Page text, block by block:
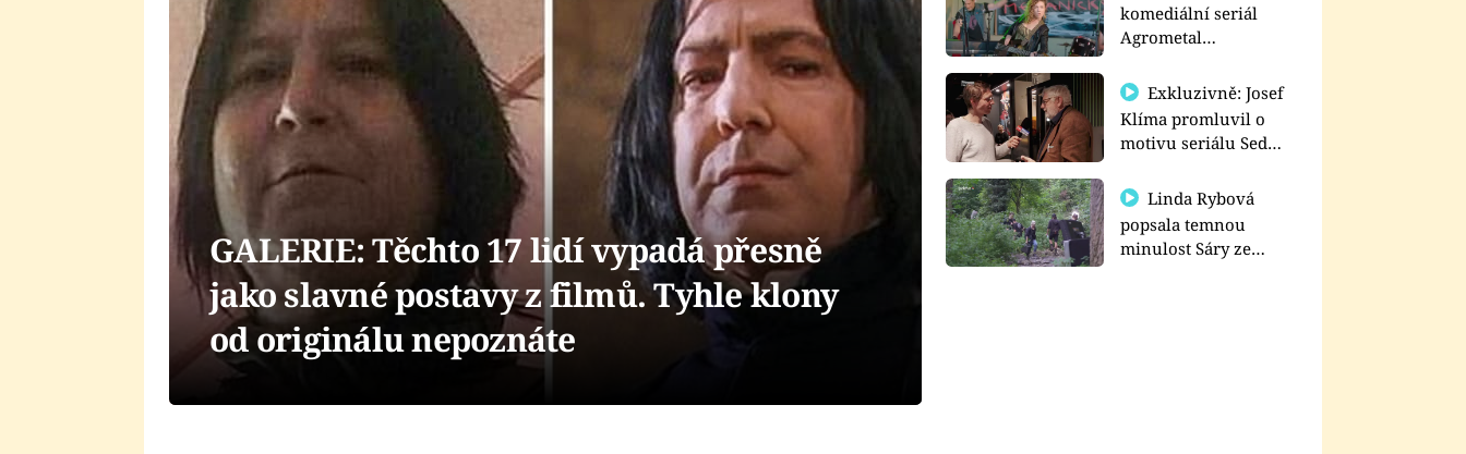
komediální seriál
Agrometal
prima+
Exkluzivně: Josef
Klíma promluvil o
motivu seriálu Sedm
Linda Rybová
popsala temnou
minulost Sáry ze
GALERIE: Těchto 17 lidí vypadá přesně
jako slavné postavy z filmů. Tyhle klony
od originálu nepoznáte